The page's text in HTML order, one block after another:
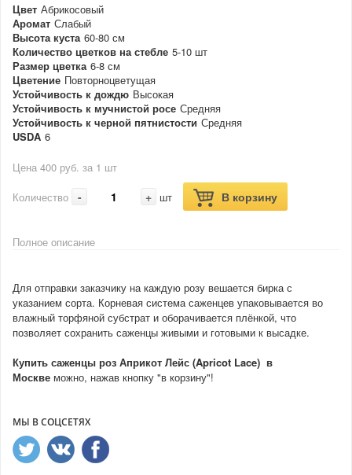
Цвет Абрикосовый
Аромат Слабый
Высота куста 60-80 см
Количество цветков на стебле 5-10 шт
Размер цветка 6-8 см
Цветение Повторноцветущая
Устойчивость к дождю Высокая
Устойчивость к мучнистой росе Средняя
Устойчивость к черной пятнистости Средняя
USDA 6
Цена 400 руб. за 1 шт
Количество
- + шт В корзину
Полное описание
Для отправки заказчику на каждую розу вешается бирка с
указанием сорта. Корневая система саженцев упаковывается во
влажный торфяной субстрат и оборачивается плёнкой, что
позволяет сохранить саженцы живыми и готовыми к высадке.
Купить саженцы роз Априкот Лейс (Apricot Lace) в
Москве можно, нажав кнопку "в корзину"!
МЫ В СОЦСЕТЯХ